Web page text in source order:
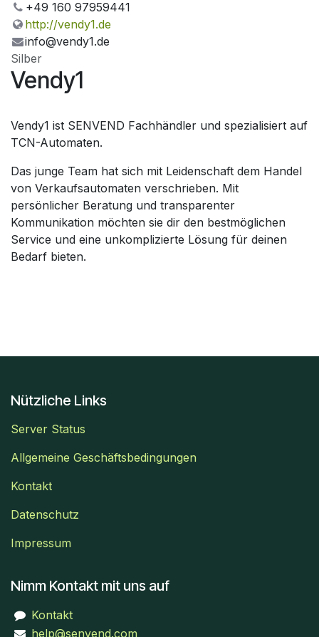
+49 160 97959441
http://vendy1.de
info@vendy1.de
Silber
Vendy1
Vendy1 ist SENVEND Fachhändler und spezialisiert auf
TCN-Automaten.
Das junge Team hat sich mit Leidenschaft dem Handel
von Verkaufsautomaten verschrieben. Mit
persönlicher Beratung und transparenter
Kommunikation möchten sie dir den bestmöglichen
Service und eine unkomplizierte Lösung für deinen
Bedarf bieten.
Nützliche Links
Server Status
Allgemeine Geschäftsbedingungen
Kontakt
Datenschutz
Impressum
Nimm Kontakt mit uns auf
Kontakt
help@senvend.com